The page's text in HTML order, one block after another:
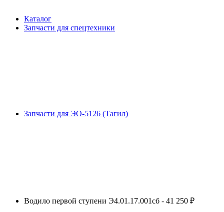
Каталог
Запчасти для спецтехники
Запчасти для ЭО-5126 (Тагил)
Водило первой ступени Э4.01.17.001сб - 41 250 ₽